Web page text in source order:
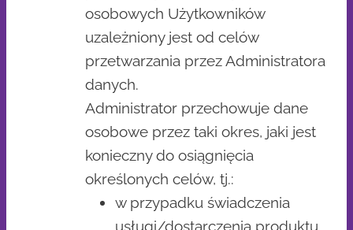
osobowych Użytkowników
uzależniony jest od celów
przetwarzania przez Administratora
danych.
Administrator przechowuje dane
osobowe przez taki okres, jaki jest
konieczny do osiągnięcia
określonych celów, tj.:
w przypadku świadczenia
usługi/dostarczenia produktu